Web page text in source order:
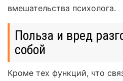
вмешательства психолога.
Польза и вред
собой
Кроме тех функций, что